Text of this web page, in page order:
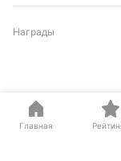
Главная
Награды
Партнеры